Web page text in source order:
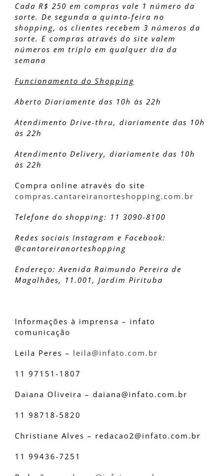
Cada R$ 250 em compras vale 1 número da
sorte. De segunda a quinta-feira no
shopping, os clientes recebem 3 números da
sorte. E compras através do site valem
números em triplo em qualquer dia da
semana
Funcionamento do Shopping
Aberto Diariamente das 10h às 22h
Atendimento Drive-thru, diariamente das 10h
às 22h
Atendimento Delivery, diariamente das 10h
às 22h
Compra online através do site
compras.cantareiranorteshopping.com.br
Telefone do shopping: 11 3090-8100
Redes sociais Instagram e Facebook:
@cantareiranorteshopping
Endereço: Avenida Raimundo Pereira de
Magalhães, 11.001, Jardim Pirituba
Informações à imprensa – infato
comunicação
Leila Peres – leila@infato.com.br
11 97151-1807
Daiana Oliveira – daiana@infato.com.br
11 98718-5820
Christiane Alves – redacao2@infato.com.br
11 99436-7251